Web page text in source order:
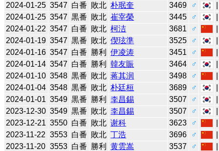
2024-01-25 3547 白番 敗北 朴珉奎 3469 ♂
2024-01-25 3547 黒番 敗北 崔宰榮 3445 ♂
2024-01-22 3547 白番 敗北 柯洁 3681 ♂
2024-01-19 3547 黒番 敗北 偰玹準 3525 ♂
2024-01-16 3547 白番 勝利 伊凌涛 3451 ♂
2024-01-14 3547 白番 勝利 韓友賑 3464 ♂
2024-01-10 3548 黒番 敗北 蒋其润 3498 ♂
2024-01-04 3548 黒番 敗北 朴廷桓 3689 ♂
2024-01-01 3549 黒番 勝利 李昌錫 3507 ♂
2023-12-30 3549 黒番 敗北 李昌錫 3507 ♂
2023-12-21 3550 白番 敗北 谢科 3623 ♂
2023-11-22 3553 白番 敗北 丁浩 3696 ♂
2023-11-20 3553 白番 勝利 黄雲嵩 3537 ♂